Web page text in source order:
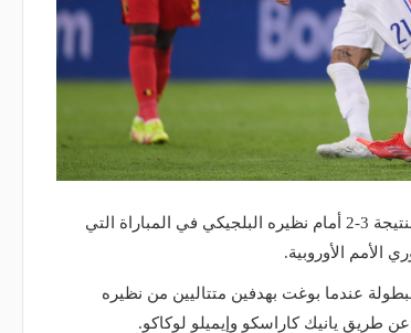
حول المنتخب الفرنسي تأخره 0-2 لفوز قاتل بنتيجة 3-2 أمام نظيره البلجيكي في المباراة التي
الأوروبية.
عندما بوغت بهدفين متتاليين من نظيره